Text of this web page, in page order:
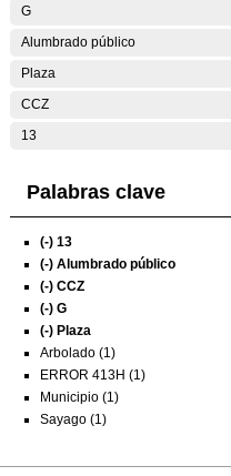
G
Alumbrado público
Plaza
CCZ
13
Palabras clave
(-) 13
(-) Alumbrado público
(-) CCZ
(-) G
(-) Plaza
Arbolado (1)
ERROR 413H (1)
Municipio (1)
Sayago (1)